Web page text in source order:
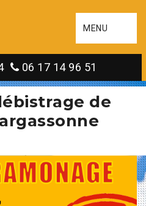
MENU
06 17 14 96 51
de